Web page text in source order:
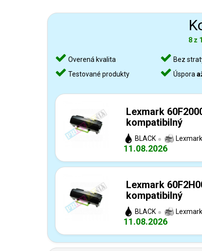
8 z
Overená kvalita
Testované produkty
Bez
Úspora
Lexmark
kompatibilný
BLACK Lexmark
11.08.2026
Lexmark
kompatibilný
BLACK Lexmark
11.08.2026